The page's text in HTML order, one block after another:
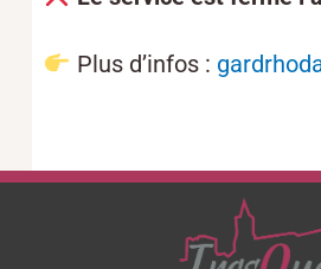
Plus d’infos :